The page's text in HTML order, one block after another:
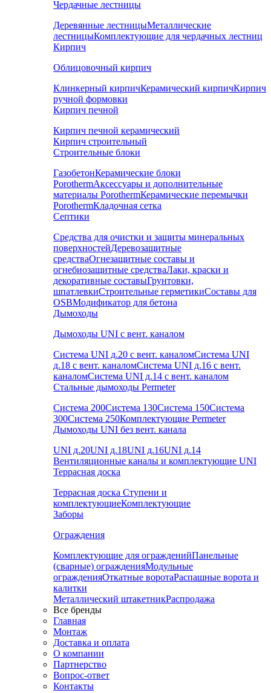
Чердачные лестницы
Деревянные лестницыМеталлические
лестницыКомплектующие для чердачных лестниц
Кирпич
Облицовочный кирпич
Клинкерный кирпичКерамический кирпичКирпич
ручной формовки
Кирпич печной
Кирпич печной керамический
Кирпич строительный
Строительные блоки
ГазобетонКерамические блоки
PorothermАксессуары и дополнительные
материалы PorothermКерамические перемычки
PorothermКладочная сетка
Септики
Средства для очистки и защиты минеральных
поверхностейДеревозащитные
средстваОгнезащитные составы и
огнебиозащитные средстваЛаки, краски и
декоративные составыГрунтовки,
шпатлевкиСтроительные герметикиСоставы для
OSBМодификатор для бетона
Дымоходы
Дымоходы UNI с вент. каналом
Система UNI д.20 с вент. каналомСистема UNI
д.18 с вент. каналомСистема UNI д.16 с вент.
каналомСистема UNI д.14 с вент. каналом
Стальные дымоходы Permeter
Система 200Система 130Система 150Система
300Система 250Комплектующие Permeter
Дымоходы UNI без вент. канала
UNI д.20UNI д.18UNI д.16UNI д.14
Вентиляционные каналы и комплектующие UNI
Террасная доска
Террасная доска Ступени и
комплектующиеКомплектующие
Заборы
Ограждения
Комплектующие для огражденийПанельные
(сварные) огражденияМодульные
огражденияОткатные воротаРаспашные ворота и
калитки
Металлический штакетникРаспродажа
Все бренды
Главная
Монтаж
Доставка и оплата
О компании
Партнерство
Вопрос-ответ
Контакты